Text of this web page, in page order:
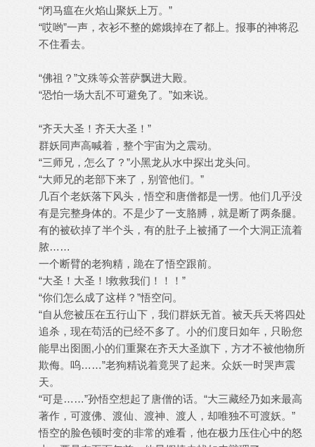
“闭马瘟在火焰山聚妖上万。”
“哎哟”一声，衣衫不整的嫦娥掉在了都上。报事的神将忍
不住看去。
“佛祖？”文殊等众菩萨飘进大殿。
“恐怕一场大乱不可避免了。”如来说。
“齐天大圣！齐天大圣！”
群妖同声高喊着，整个宇宙为之震动。
“三师兄，怎么了？”小黑龙从水中探出龙头问。
“大师兄的老部下来了，别管他们。”
几百个老妖落下风头，悟空和唐僧都是一愣。他们几乎没
有是完整身体的。不是少了一支胳膊，就是断了两条腿。
有的被砍掉了半个头，有的肚子上被捅了一个大洞正流着
脓……
一个断臂的老狗精，跪在了悟空跟前。
“大圣！大圣！!救救我们！！！”
“你们怎么成了这样？”悟空问。
“自从您被压在五行山下，我们群妖无首。被天兵天将四处
追杀，现在苟活的已经不多了。小的们度日如年，只盼您
能早出囹圄,小的们重聚在齐天大圣旗下，方才不被他物所
欺侮。呜……”老狗精说着竟哭了起来。众妖一时哭声震
天。
“可是……”孙悟空想起了唐僧的话。“大三藏经乃如来最高
著作，可渡佛、渡仙、渡神、渡人，却唯独不可渡妖。”
悟空的脸色顿时变的非常的难看，他在极力压住心中的怒